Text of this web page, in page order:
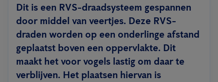
Dit is een RVS-draadsysteem gespannen
door middel van veertjes. Deze RVS-
draden worden op een onderlinge afstand
geplaatst boven een oppervlakte. Dit
maakt het voor vogels lastig om daar te
verblijven. Het plaatsen hiervan is